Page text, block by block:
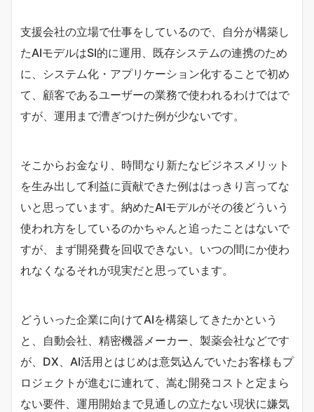
支援会社の立場で仕事をしているので、自分が構築し
たAIモデルはSI的に運用、既存システムの連携のため
に、システム化・アプリケーション化することで初め
て、顧客であるユーザーの業務で使われるわけではで
すが、運用まで漕ぎつけた例が少ないです。
そこからお金なり、時間なり新たなビジネスメリット
を生み出して利益に貢献できた例ははっきり言ってな
いと思っています。納めたAIモデルがその後どういう
使われ方をしているのかちゃんと追ったことはないで
すが、まず開発費を回収できない。いつの間にか使わ
れなくなるそれが現実だと思っています。
どういった企業に向けてAIを構築してきたかという
と、自動会社、精密機器メーカー、製薬会社などです
が、DX、AI活用とはじめは意気込んでいたお客様もプ
ロジェクトが進むに連れて、嵩む開発コストと定まら
ない要件、運用開始まで見通しの立たない現状に嫌気